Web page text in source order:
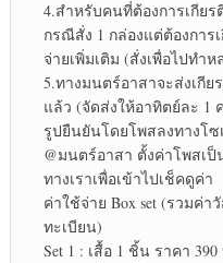
4.สำหรับคนที่ต้องการเกีย
กรณีสั่ง 1 กล่องแต่ต้องการ
จ่ายเพิ่มเติม (สั่งเพื่อไปทำ
5.ทางมนตร์อาสาจะส่งเกีย
แล้ว (จัดส่งให้อาทิตย์ละ 1
รูปยืนยันโดยโพสลงทางโซ
@มนตร์อาสา ตั้งค่าโพสเ
ทางเราเพื่อเข้าไปเช็คดูค่า
ค่าใช้จ่าย Box set (รวมค่
ทะเบียน)
Set 1 : เสื้อ 1 ชิ้น ราคา